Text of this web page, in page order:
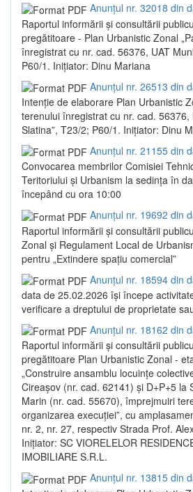
Anunțul nr. 32018 din
Raportul informării și consultării
pregătitoare - Plan Urbanistic Zonal
înregistrat cu nr. cad. 56376, UAT
P60/1. Inițiator: Dinu Mariana
Anunțul nr. 26513 din
Intenție de elaborare Plan Urbanistic
terenului înregistrat cu nr. cad. 56376,
Slatina”, T23/2; P60/1. Inițiator: Dinu
Anunțul nr. 21155 din
Convocarea membrilor Comisiei
Teritoriului și Urbanism la sedința în
începând cu ora 10:00
Anunțul nr. 19692 din
Raportul informării și consultării
Zonal și Regulament Local de
pentru „Extindere spațiu comercial”
Anunțul nr. 18594 din
data de 25.02.2026 își începe
verificare a dreptului de proprietate
Anunțul nr. 18162 din
Raportul informării și consultării
pregătitoare Plan Urbanistic Zonal -
„Construire ansamblu locuințe
Cireașov (nr. cad. 62141) și D+P+5 la
Marin (nr. cad. 55670), împrejmuiri
organizarea execuției”, cu
nr. 2, nr. 27, respectiv Strada Prof.
Inițiator: SC VIORELELOR
IMOBILIARE S.R.L.
Anunțul nr. 13815 din